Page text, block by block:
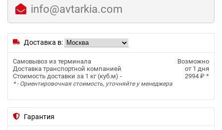
info@avtarkia.com
Доставка в:
Самовывоз из терминала
Возможно
Доставка транспортной компанией
от 1 дня
Стоимость доставки за 1 кг (куб.м) -
2994 ₽ *
* - Ориентировочная стоимость, уточняйте у менеджера
Гарантия